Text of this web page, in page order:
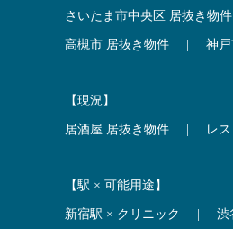
さいたま市中央区 居抜き物件
高槻市 居抜き物件 神
【現況】
居酒屋 居抜き物件 レ
【駅 × 可能用途】
新宿駅 × クリニック 渋